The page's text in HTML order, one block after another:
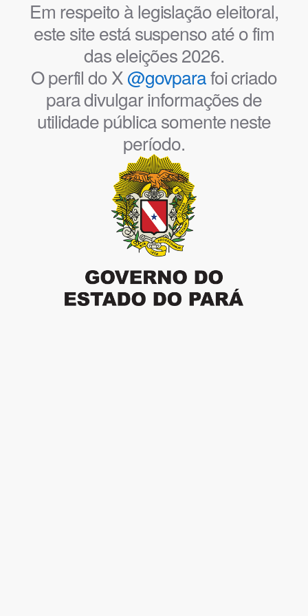
Em respeito à legislação eleitoral,
este site está suspenso até o fim
das eleições 2026.
O perfil do X@govparafoi criado
para divulgar informações de
utilidade pública somente neste
período.